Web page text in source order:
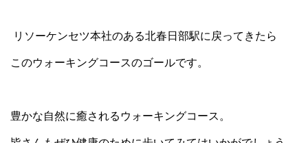
リソーケンセツ本社のある北春日部駅に戻ってきたら
このウォーキングコースのゴールです。
豊かな自然に癒されるウォーキングコース。